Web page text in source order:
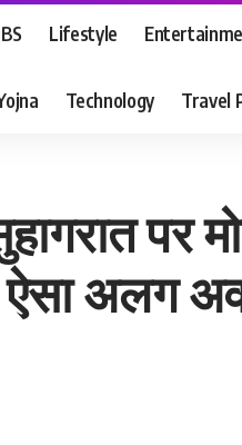
Lifestyle
Technology Travel
पर
ऐसा अलग